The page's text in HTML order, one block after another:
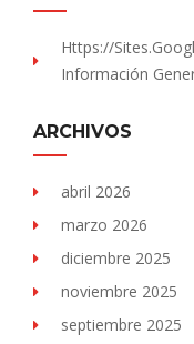
Https://
Información
ARCHIVOS
abril 2026
marzo 2026
diciembre 2025
noviembre 2025
septiembre 2025